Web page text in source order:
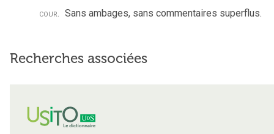
cour. Sans ambages, sans commentaires superflus.
Recherches associées